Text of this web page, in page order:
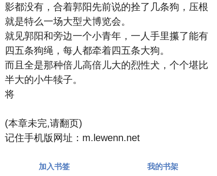
影都没有，合着郭阳先前说的拴了几条狗，压根
就是特么一场大型犬博览会。
就见郭阳和旁边一个小青年，一人手里攥了能有
四五条狗绳，每人都牵着四五条大狗。
而且全是那种倍儿高倍儿大的烈性犬，个个堪比
半大的小牛犊子。
将
(本章未完,请翻页)
记住手机版网址：m.lewenn.net
加入书签 我的书架